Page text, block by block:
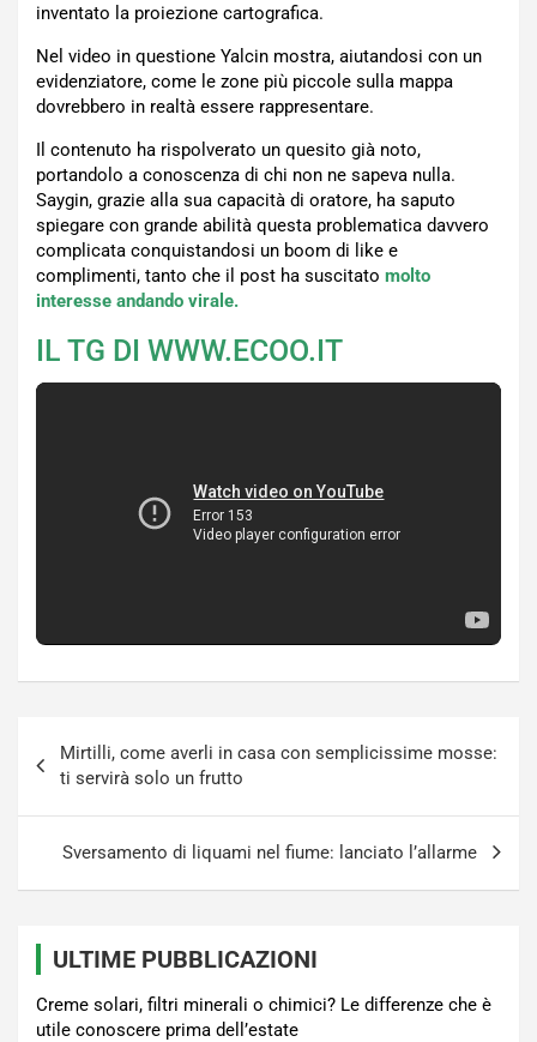
inventato la proiezione cartografica.
Nel video in questione Yalcin mostra, aiutandosi con un
evidenziatore, come le zone più piccole sulla mappa
dovrebbero in realtà essere rappresentare.
Il contenuto ha rispolverato un quesito già noto,
portandolo a conoscenza di chi non ne sapeva nulla.
Saygin, grazie alla sua capacità di oratore, ha saputo
spiegare con grande abilità questa problematica davvero
complicata conquistandosi un boom di like e
complimenti, tanto che il post ha suscitato molto
interesse andando virale.
IL TG DI WWW.ECOO.IT
articoli
Mirtilli, come averli in casa con semplicissime mosse:
ti servirà solo un frutto
Sversamento di liquami nel fiume: lanciato l’allarme
ULTIME PUBBLICAZIONI
Creme solari, filtri minerali o chimici? Le differenze che è
utile conoscere prima dell’estate